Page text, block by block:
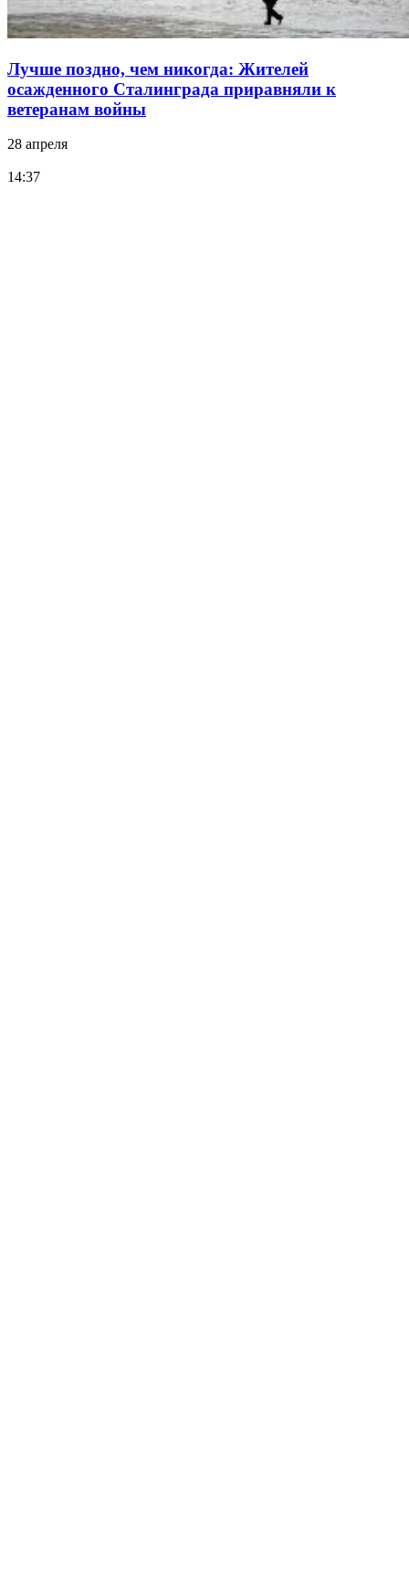
Лучше поздно, чем никогда: Жителей
осажденного Сталинграда приравняли к
ветеранам войны
28 апреля
14:37